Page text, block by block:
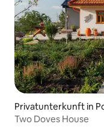
Privatunterkunft in
Two Doves House